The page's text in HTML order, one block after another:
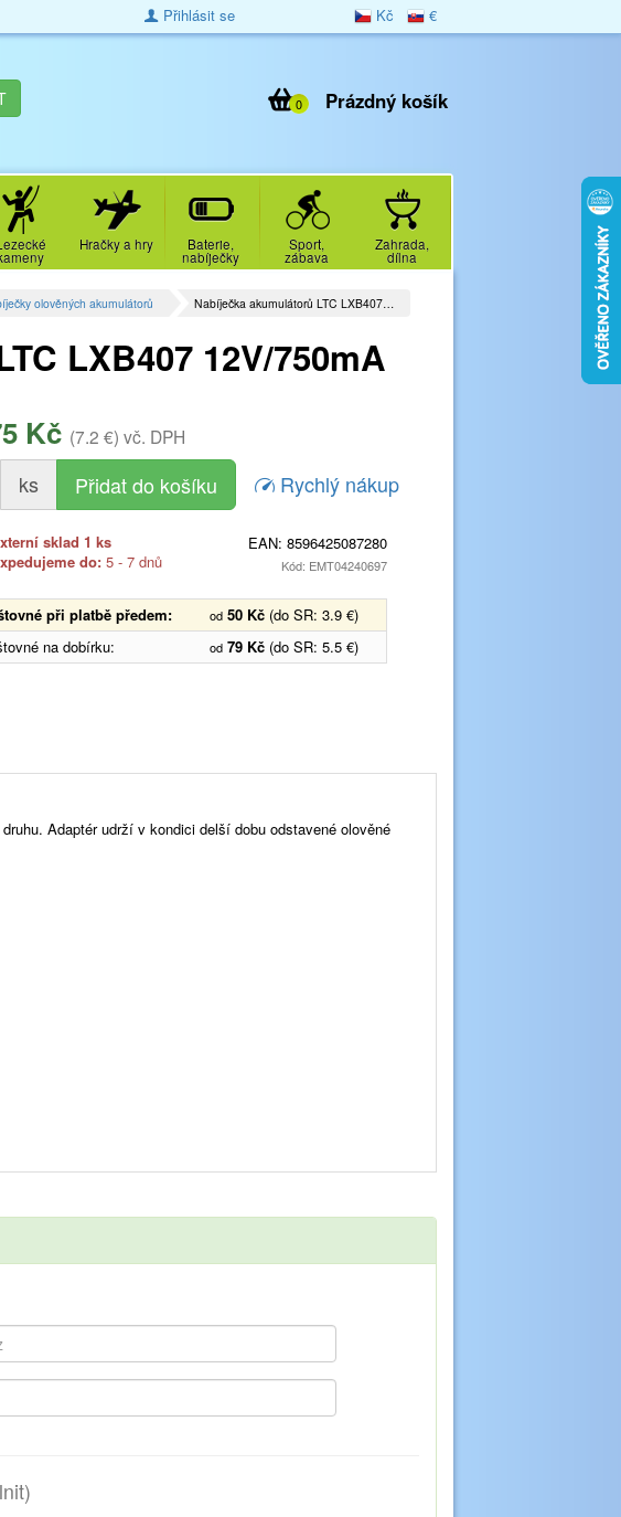
Kč €
Přihlásit se
Prázdný košík
0
Hračky a hry Baterie,
nabíječky
Sport,
zábava
Zahrada,
dílna
olověných akumulátorů Nabíječka akumulátorů LTC LXB407…
LXB407 12V/750mA
Kč (7.2 €) vč. DPH
ks Rychlý nákup
sklad 1 ks
do:5 - 7 dnů
EAN: 8596425087280
Kód: EMT04240697
při platbě předem: od 50 Kč (do SR: 3.9 €)
na dobírku:
od 79 Kč (do SR: 5.5 €)
Adaptér udrží v kondici delší dobu odstavené olověné